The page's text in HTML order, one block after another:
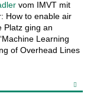
vom IMVT mit
How to enable air
Platz ging an
Learning
of Overhead Lines